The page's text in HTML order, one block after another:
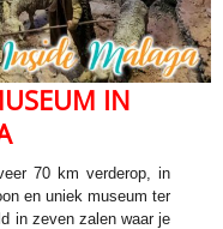
IN
70 km verderop, in
en uniek museum ter
in zeven zalen waar je